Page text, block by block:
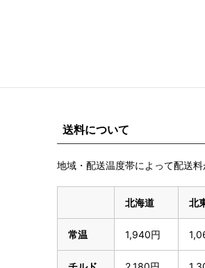
送料について
地域・配送温度帯によって配送
北海道 北
常温 1,940円